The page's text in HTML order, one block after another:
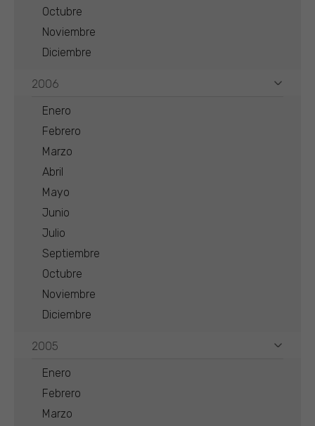
Octubre
Noviembre
Diciembre
2006
Enero
Febrero
Marzo
Abril
Mayo
Junio
Julio
Septiembre
Octubre
Noviembre
Diciembre
2005
Enero
Febrero
Marzo